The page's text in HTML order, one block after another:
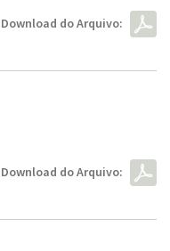
Download do Arquivo:
Download do Arquivo: